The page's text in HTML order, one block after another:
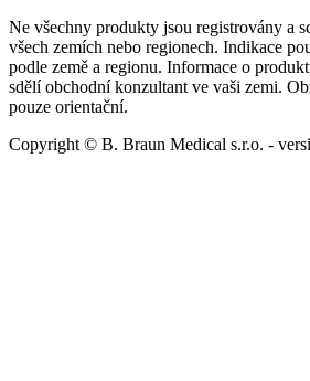
Ne všechny produkty jsou registrovány a
všech zemích nebo regionech. Indikace
podle země a regionu. Informace o
sdělí obchodní konzultant ve vaši zemi.
pouze orientační.
Copyright © B. Braun Medical s.r.o. -